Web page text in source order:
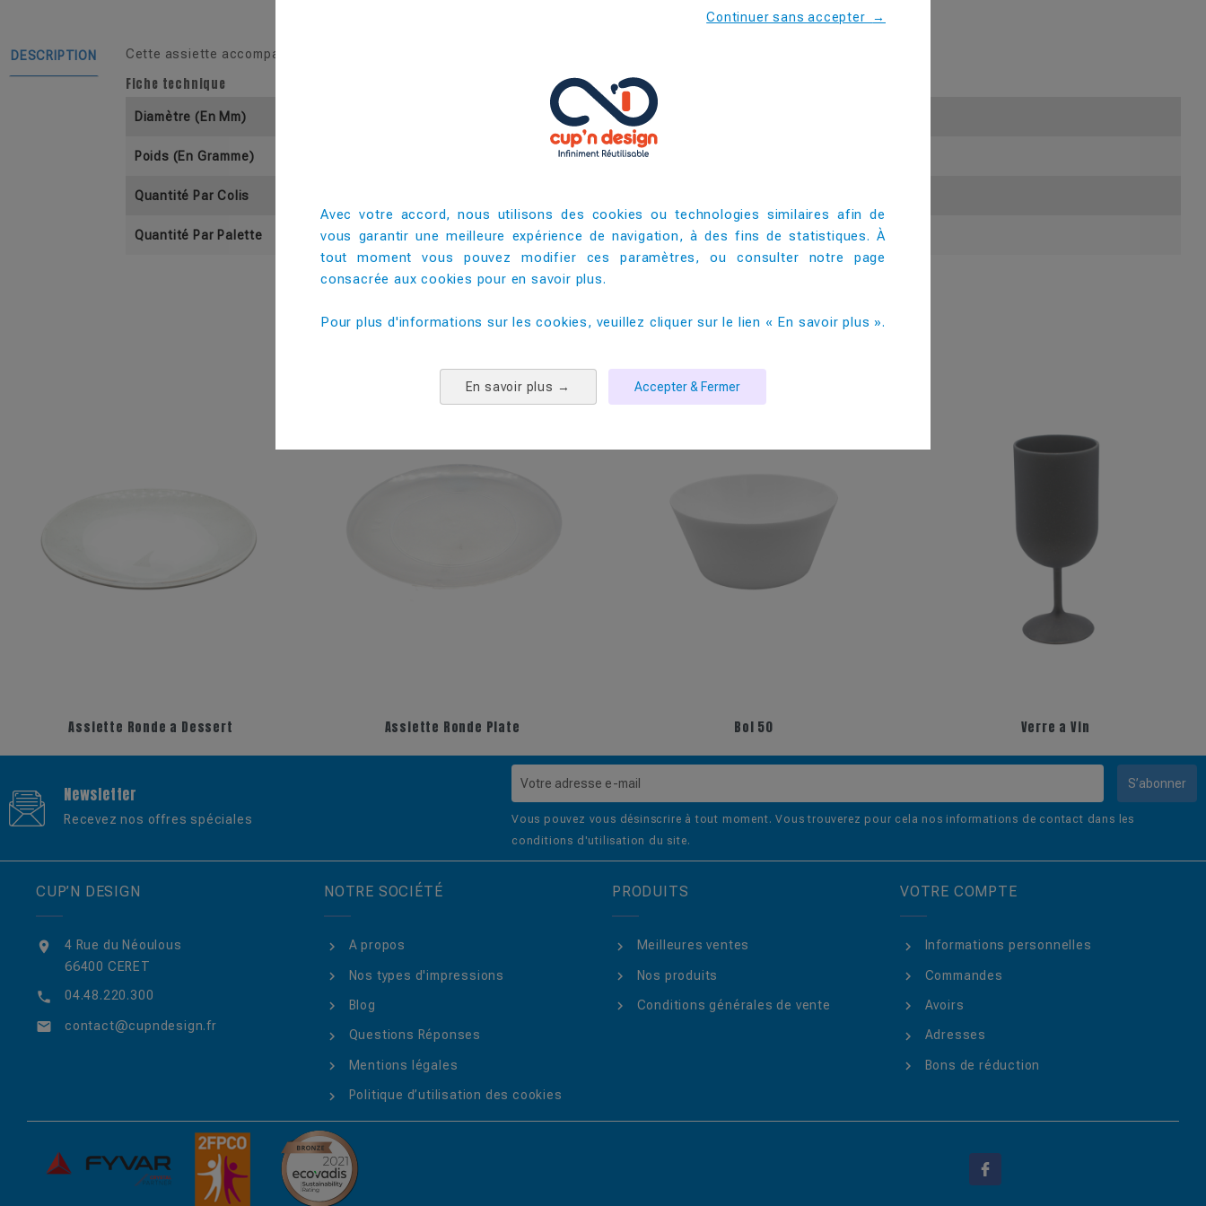
DESCRIPTION Cette assiette accompagnera avec succès vos repas chauds ou froids lors de vos réceptions, banquets et autres festivités.
Fiche technique
Diamètre (En Mm)
Poids (En Gramme)
Quantité Par Colis
Quantité Par Palette 5000
Assiette Ronde a Dessert Assiette Ronde Plate Bol 50 Verre a Vin
Newsletter
Recevez nos offres spéciales
S’abonner
Vous pouvez vous désinscrire à tout moment. Vous trouverez pour cela nos informations de contact dans les
conditions d'utilisation du site.
CUP’N DESIGN

4 Rue du Néoulous
66400 CERET
 04.48.220.300
 contact@cupndesign.fr
NOTRE SOCIÉTÉ
A propos
Nos types d'impressions
Blog
Questions Réponses
Mentions légales
Politique d’utilisation des cookies
PRODUITS
Meilleures ventes
Nos produits
Conditions générales de vente
VOTRE COMPTE
Informations personnelles
Commandes
Avoirs
Adresses
Bons de réduction
Continuer sans accepter →
Avec votre accord, nous utilisons des cookies ou technologies similaires afin de
vous garantir une meilleure expérience de navigation, à des fins de statistiques. À
tout moment vous pouvez modifier ces paramètres, ou consulter notre page
consacrée aux cookies pour en savoir plus. ​
Pour plus d'informations sur les cookies, veuillez cliquer sur le lien « En savoir plus ».
En savoir plus → Accepter & Fermer